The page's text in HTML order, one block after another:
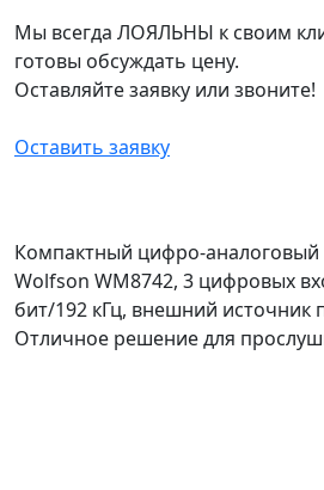
Мы всегда ЛОЯЛЬНЫ к своим
готовы обсуждать цену.
Оставляйте заявку или звоните!
Оставить заявку
Компактный цифро-аналоговый
Wolfson WM8742, 3 цифровых
бит/192 кГц, внешний источник
Отличное решение для